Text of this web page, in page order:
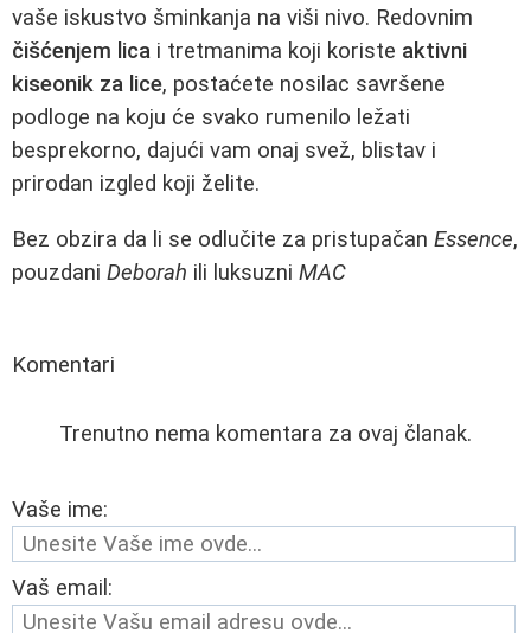
vaše iskustvo šminkanja na viši nivo. Redovnim
čišćenjem lica i tretmanima koji koriste aktivni
kiseonik za lice, postaćete nosilac savršene
podloge na koju će svako rumenilo ležati
besprekorno, dajući vam onaj svež, blistav i
prirodan izgled koji želite.
Bez obzira da li se odlučite za pristupačan Essence,
pouzdani Deborah ili luksuzni MAC
Komentari
Trenutno nema komentara za ovaj članak.
Vaše ime:
Vaš email: